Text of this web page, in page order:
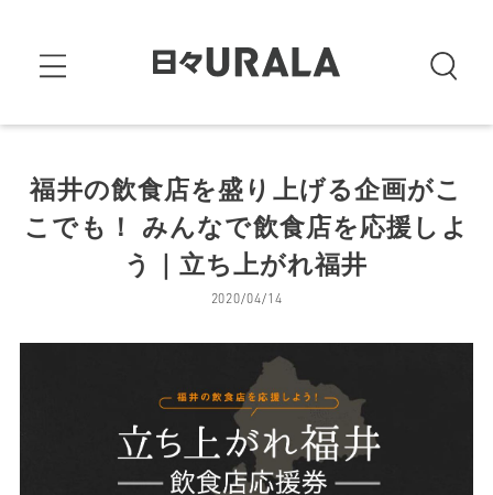
福井の飲食店を盛り上げる企画がこ
こでも！ みんなで飲食店を応援しよ
う｜立ち上がれ福井
2020/04/14